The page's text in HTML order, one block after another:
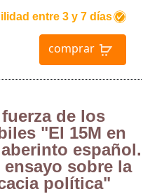
entre 3 y 7 días
comprar
de los
"El 15M en
español.
ensayo sobre la
política"